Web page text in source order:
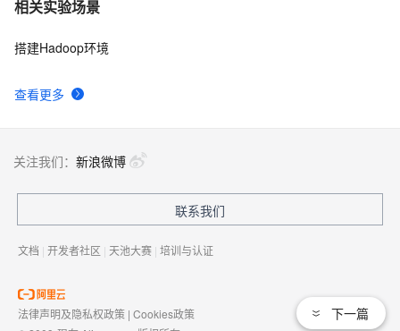
相关实验场景
查看更多
搭建Hadoop环境
下一篇
关注我们： 新浪微博
联系我们
文档 | 开发者社区 | 天池大赛 | 培训与认证
法律声明及隐私权政策 | Cookies政策